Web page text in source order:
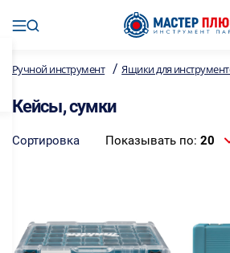
Ручной инструмент /Ящики для
Кейсы, сумки
Сортировка Показывать по: 20